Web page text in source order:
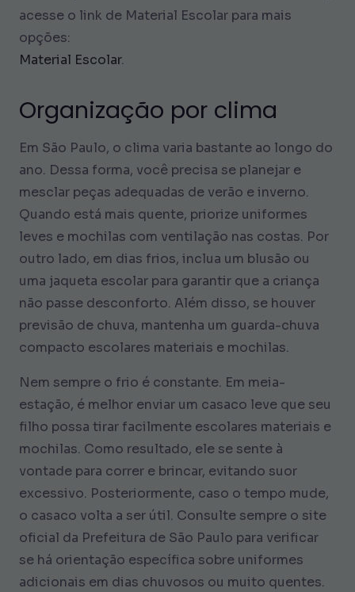
acesse o link de Material Escolar para mais
opções:
Material Escolar.
Organização por clima
Em São Paulo, o clima varia bastante ao longo do
ano. Dessa forma, você precisa se planejar e
mesclar peças adequadas de verão e inverno.
Quando está mais quente, priorize uniformes
leves e mochilas com ventilação nas costas. Por
outro lado, em dias frios, inclua um blusão ou
uma jaqueta escolar para garantir que a criança
não passe desconforto. Além disso, se houver
previsão de chuva, mantenha um guarda-chuva
compacto escolares materiais e mochilas.
Nem sempre o frio é constante. Em meia-
estação, é melhor enviar um casaco leve que seu
filho possa tirar facilmente escolares materiais e
mochilas. Como resultado, ele se sente à
vontade para correr e brincar, evitando suor
excessivo. Posteriormente, caso o tempo mude,
o casaco volta a ser útil. Consulte sempre o site
oficial da Prefeitura de São Paulo para verificar
se há orientação específica sobre uniformes
adicionais em dias chuvosos ou muito quentes.